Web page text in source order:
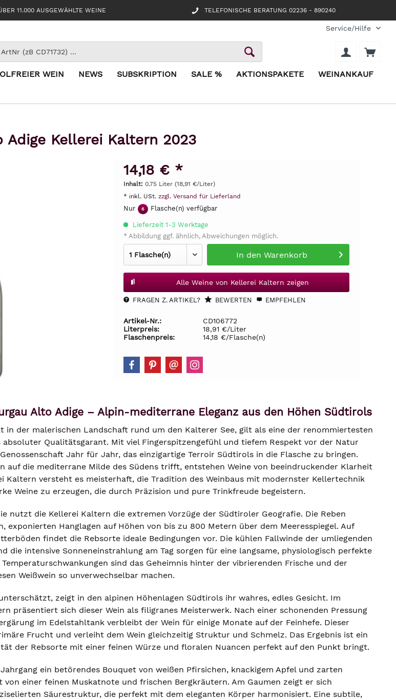
11.000 AUSGEWÄHLTE WEINE TELEFONISCHE BERATUNG 02236 - 890240
Service/Hilfe
WEIN NEWS SUBSKRIPTION SALE % AKTIONSPAKETE WEINANKAUF
Adige Kellerei Kaltern 2023
14,18 € *
Inhalt: 0.75 Liter (18,91 €/Liter)
* inkl. USt. zzgl. Versand für Lieferland
Nur 6 Flasche(n) verfügbar
Lieferzeit 1-3 Werktage
* Abbildung ggf. ähnlich, Abweichungen möglich.
In den Warenkorb
Alle Weine von Kellerei Kaltern zeigen
FRAGEN Z. ARTIKEL? BEWERTEN EMPFEHLEN
Artikel-Nr.:
CD106772
Literpreis:
18,91 €/Liter
Flaschenpreis:
14,18 €/Flasche(n)
Alto Adige – Alpin-mediterrane Eleganz aus den Höhen Südtirols
in der malerischen Landschaft rund um den Kalterer See, gilt als eine der renommiertesten
absoluter Qualitätsgarant. Mit viel Fingerspitzengefühl und tiefem Respekt vor der Natur
Jahr für Jahr, das einzigartige Terroir Südtirols in die Flasche zu bringen.
auf die mediterrane Milde des Südens trifft, entstehen Weine von beeindruckender Klarheit
Kaltern versteht es meisterhaft, die Tradition des Weinbaus mit modernster Kellertechnik
Weine zu erzeugen, die durch Präzision und pure Trinkfreude begeistern.
nutzt die Kellerei Kaltern die extremen Vorzüge der Südtiroler Geografie. Die Reben
exponierten Hanglagen auf Höhen von bis zu 800 Metern über dem Meeresspiegel. Auf
findet die Rebsorte ideale Bedingungen vor. Die kühlen Fallwinde der umliegenden
die intensive Sonneneinstrahlung am Tag sorgen für eine langsame, physiologisch perfekte
sind das Geheimnis hinter der vibrierenden Frische und der
Weißwein so unverwechselbar machen.
zeigt in den alpinen Höhenlagen Südtirols ihr wahres, edles Gesicht. Im
präsentiert sich dieser Wein als filigranes Meisterwerk. Nach einer schonenden Pressung
im Edelstahltank verbleibt der Wein für einige Monate auf der Feinhefe. Dieser
Frucht und verleiht dem Wein gleichzeitig Struktur und Schmelz. Das Ergebnis ist ein
der Rebsorte mit einer feinen Würze und floralen Nuancen perfekt auf den Punkt bringt.
ein betörendes Bouquet von weißen Pfirsichen, knackigem Apfel und zarten
einer feinen Muskatnote und frischen Bergkräutern. Am Gaumen zeigt er sich
Säurestruktur, die perfekt mit dem eleganten Körper harmonisiert. Eine subtile,